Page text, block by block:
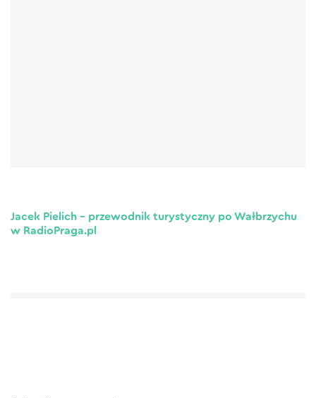
Jacek Pielich – przewodnik turystyczny po Wałbrzychu
w RadioPraga.pl